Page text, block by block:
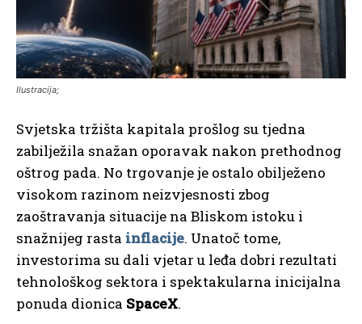
Ilustracija;
Svjetska tržišta kapitala prošlog su tjedna
zabilježila snažan oporavak nakon prethodnog
oštrog pada. No trgovanje je ostalo obilježeno
visokom razinom neizvjesnosti zbog
zaoštravanja situacije na Bliskom istoku i
snažnijeg rasta inflacije. Unatoč tome,
investorima su dali vjetar u leđa dobri rezultati
tehnološkog sektora i spektakularna inicijalna
ponuda dionica SpaceX.